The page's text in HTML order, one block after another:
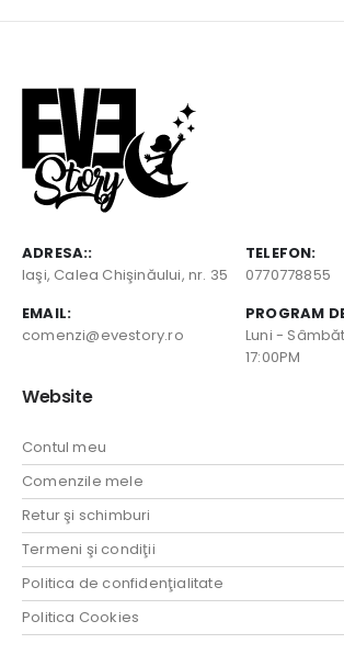
ADRESA::
Iaşi, Calea Chişinăului, nr. 35
TELEFON:
0770778855
EMAIL:
comenzi@evestory.ro
PROGRAM
Luni -
17:00PM
Website
Contul meu
Comenzile mele
Retur şi schimburi
Termeni şi condiţii
Politica de confidenţialitate
Politica Cookies